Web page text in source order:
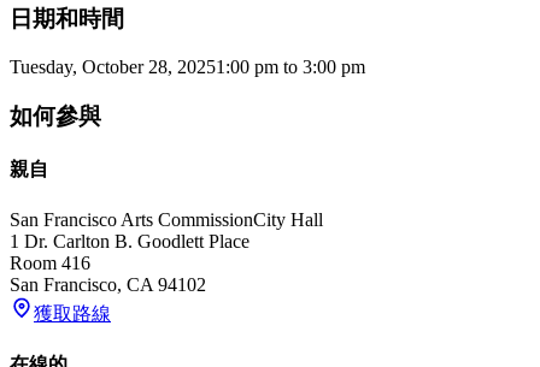
日期和時間
Tuesday, October 28, 20251:00 pm to 3:00 pm
如何參與
親自
San Francisco Arts CommissionCity Hall
1 Dr. Carlton B. Goodlett Place
Room 416
San Francisco, CA 94102
獲取路線